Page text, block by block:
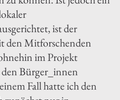
ist der
den Mitforschenden
im Projekt
den Bürger_innen
Fall hatte ich den